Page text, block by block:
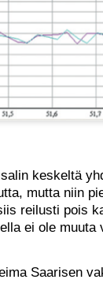
keskeltä
mutta niin
reilusti pois
ei ole muuta
Saarisen